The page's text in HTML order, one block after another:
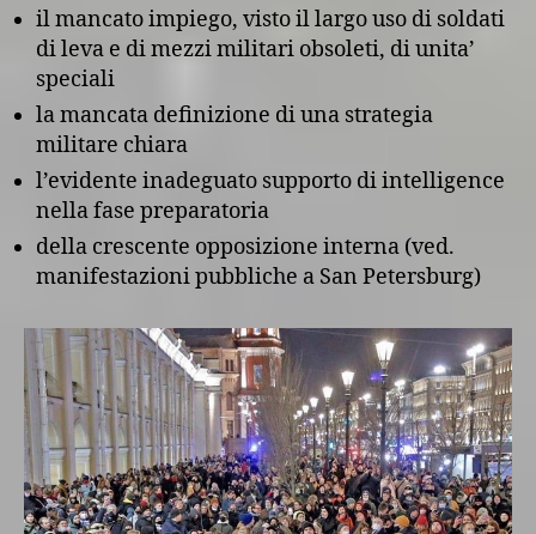
il mancato impiego, visto il largo uso di soldati
di leva e di mezzi militari obsoleti, di unita’
speciali
la mancata definizione di una strategia
militare chiara
l’evidente inadeguato supporto di intelligence
nella fase preparatoria
della crescente opposizione interna (ved.
manifestazioni pubbliche a San Petersburg)